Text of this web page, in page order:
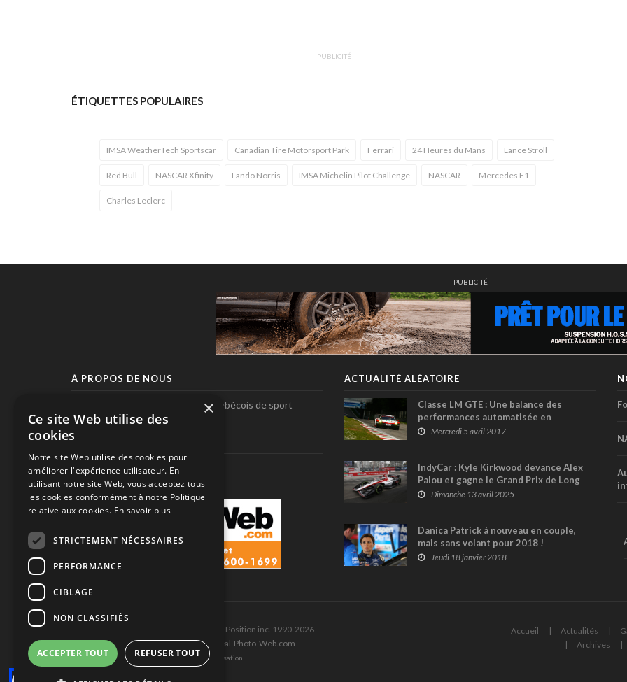
PUBLICITÉ
ÉTIQUETTES POPULAIRES
IMSA WeatherTech Sportscar Canadian Tire Motorsport Park Ferrari 24 Heures du Mans Lance Stroll
Red Bull NASCAR Xfinity Lando Norris IMSA Michelin Pilot Challenge NASCAR Mercedes F1
Charles Leclerc
PUBLICITÉ
À PROPOS DE NOUS
Pole-Position, le seul magazine québécois de sport
automobile.
SUIVEZ-NOUS
ACTUALITÉ ALÉATOIRE
Classe LM GTE : Une balance des
performances automatisée en
Endurance !
Mercredi 5 avril 2017
IndyCar : Kyle Kirkwood devance Alex
Palou et gagne le Grand Prix de Long
BeachDimanche 13 avril 2025
Danica Patrick à nouveau en couple,
mais sans volant pour 2018 !
Jeudi 18 janvier 2018
Tous droits réservés © Les Éditions Pole-Position inc. 1990-2026
Ce site est produit et hébergé par Montréal-Photo-Web.com
Politique de confidentialité et Conditions d’utilisation
Accueil Actualités
Archives
×
Ce site Web utilise des
cookies
Notre site Web utilise des cookies pour
améliorer l'expérience utilisateur. En
utilisant notre site Web, vous acceptez tous
les cookies conformément à notre Politique
relative aux cookies. En savoir plus
STRICTEMENT NÉCESSAIRES
PERFORMANCE
CIBLAGE
NON CLASSIFIÉS
ACCEPTER TOUT REFUSER TOUT